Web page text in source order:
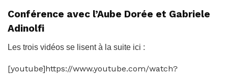
Conférence avec l’Aube Dorée et Gabriele
Adinolfi
Les trois vidéos se lisent à la suite ici :
[youtube]https://www.youtube.com/watch?